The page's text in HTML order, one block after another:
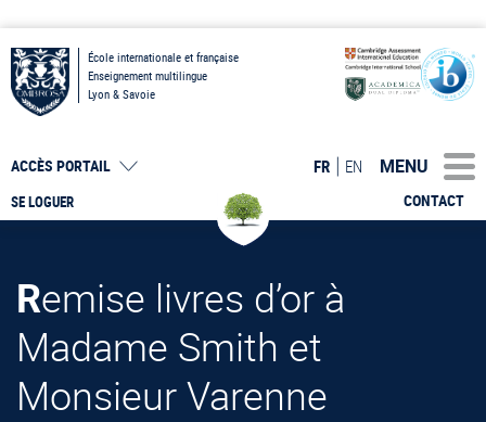
École internationale et française
Enseignement multilingue
Lyon & Savoie
SE LOGUER
ACCÈS PORTAIL
CONTACT
FR EN MENU
Remise livres d’or à
Madame Smith et
Monsieur Varenne